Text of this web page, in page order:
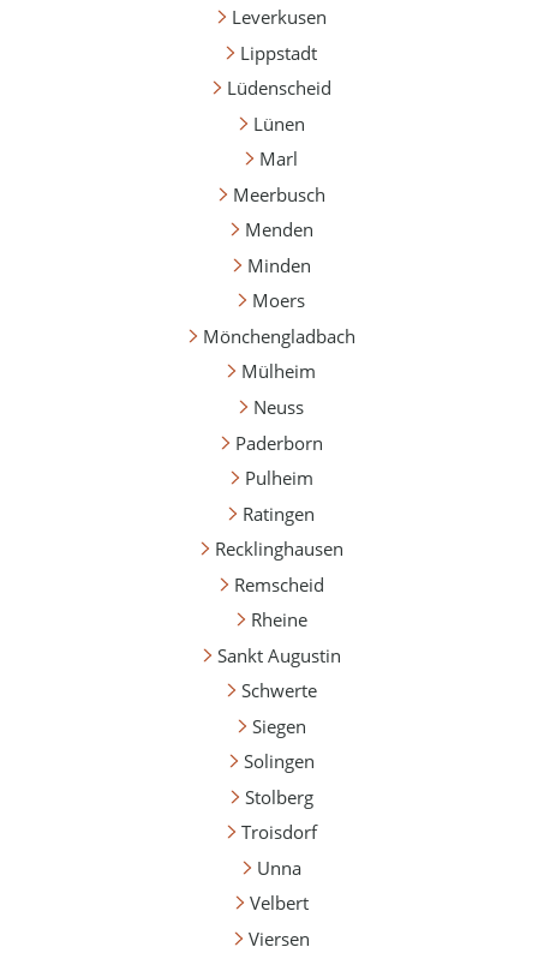
Leverkusen
Lippstadt
Lüdenscheid
Lünen
Marl
Meerbusch
Menden
Minden
Moers
Mönchengladbach
Mülheim
Neuss
Paderborn
Pulheim
Ratingen
Recklinghausen
Remscheid
Rheine
Sankt Augustin
Schwerte
Siegen
Solingen
Stolberg
Troisdorf
Unna
Velbert
Viersen